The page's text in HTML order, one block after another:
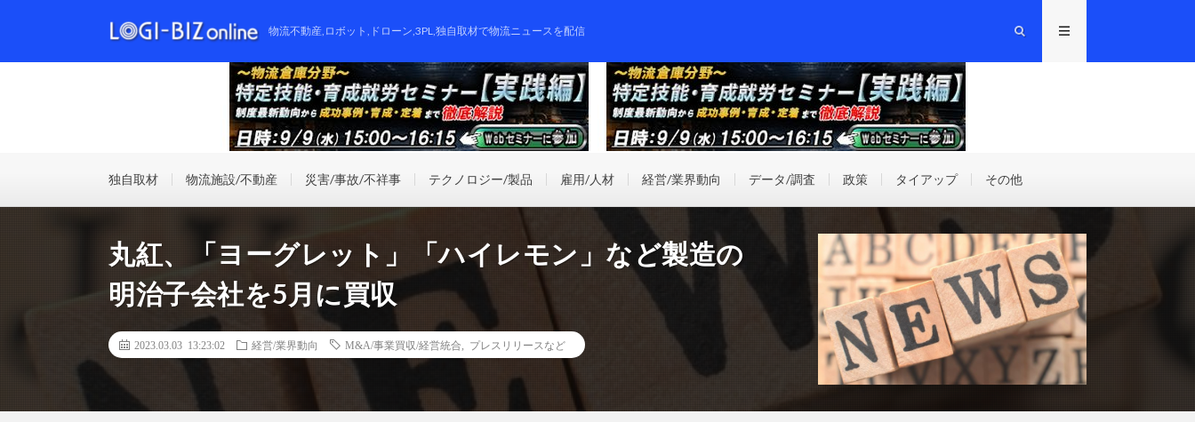
物流不動産,ロボット,ドローン,3PL,独自取材で物流ニュースを配信
独自取材 物流施設/不動産 災害/事故/不祥事 テクノロジー/製品 雇用/人材 経営/業界動向 データ/調査 政策 タイアップ その他
丸紅、「ヨーグレット」「ハイレモン」など製造の
明治子会社を5月に買収
2023.03.03 13:23:02 経営/業界動向 M&A/事業買収/経営統合 プレスリリースなど